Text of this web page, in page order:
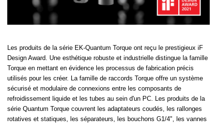
Les produits de la série EK-Quantum Torque ont reçu le prestigieux iF
Design Award. Une esthétique robuste et industrielle distingue la famille
Torque en mettant en évidence les processus de fabrication précis
utilisés pour les créer. La famille de raccords Torque offre un système
sécurisé et modulaire de connexions entre les composants de
refroidissement liquide et les tubes au sein d'un PC. Les produits de la
série Quantum Torque couvrent les adaptateurs coudés, les rallonges
rotatives et statiques, les séparateurs, les bouchons G1/4", les vannes